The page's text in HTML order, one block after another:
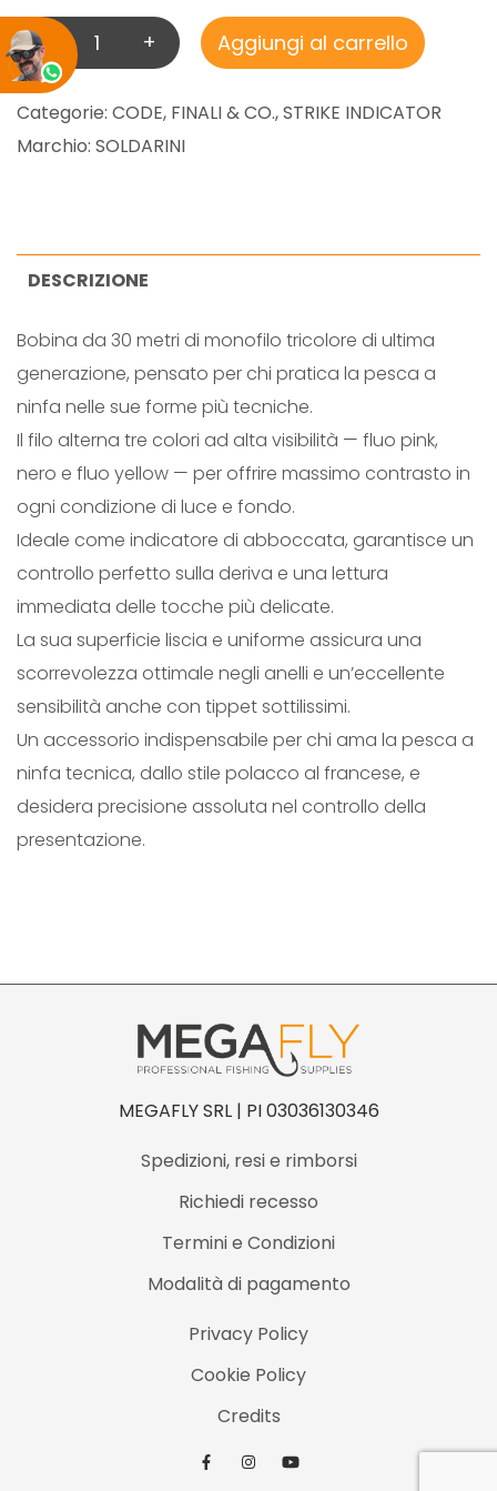
T
H
R
E
N
I
N
D
I
C
A
T
O
R
L
I
N
E
q
u
a
- + Aggiungi al carrello
Categorie: CODE, FINALI & CO.,STRIKE INDICATOR
Marchio: SOLDARINI
DESCRIZIONE
Bobina da 30 metri di monofilo tricolore di ultima
generazione, pensato per chi pratica la pesca a
ninfa nelle sue forme più tecniche.
Il filo alterna tre colori ad alta visibilità — fluo pink,
nero e fluo yellow — per offrire massimo contrasto in
ogni condizione di luce e fondo.
Ideale come indicatore di abboccata, garantisce un
controllo perfetto sulla deriva e una lettura
immediata delle tocche più delicate.
La sua superficie liscia e uniforme assicura una
scorrevolezza ottimale negli anelli e un’eccellente
sensibilità anche con tippet sottilissimi.
Un accessorio indispensabile per chi ama la pesca a
ninfa tecnica, dallo stile polacco al francese, e
desidera precisione assoluta nel controllo della
presentazione.
MEGAFLY SRL | PI 03036130346
Spedizioni, resi e rimborsi
Richiedi recesso
Termini e Condizioni
Modalità di pagamento
Privacy Policy
Cookie Policy
Credits